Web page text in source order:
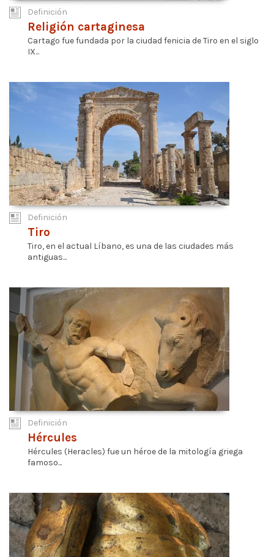
Definición
Religión cartaginesa
Cartago fue fundada por la ciudad fenicia de Tiro en el siglo
IX...
Definición
Tiro
Tiro, en el actual Líbano, es una de las ciudades más
antiguas...
Definición
Hércules
Hércules (Heracles) fue un héroe de la mitología griega
famoso...